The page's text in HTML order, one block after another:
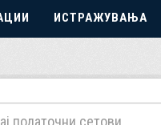
ИСТРАЖУВАЊА